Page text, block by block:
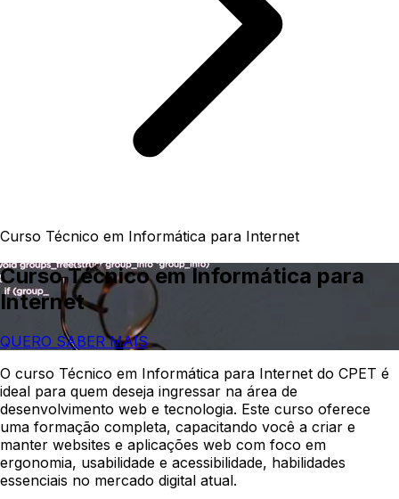
Curso Técnico em Informática para Internet
Curso Técnico em Informática para
Internet
QUERO SABER MAIS
O curso Técnico em Informática para Internet do CPET é
ideal para quem deseja ingressar na área de
desenvolvimento web e tecnologia. Este curso oferece
uma formação completa, capacitando você a criar e
manter websites e aplicações web com foco em
ergonomia, usabilidade e acessibilidade, habilidades
essenciais no mercado digital atual.